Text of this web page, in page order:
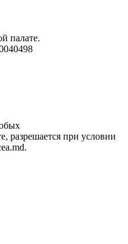
палате.
разрешается при условии